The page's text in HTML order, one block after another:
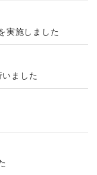
実施しました
ました